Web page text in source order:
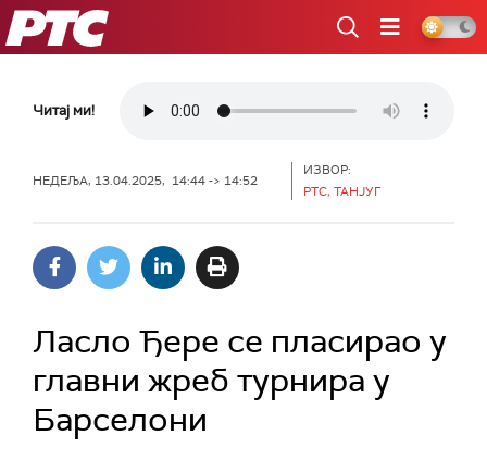
РТС
Читај ми!
НЕДЕЉА, 13.04.2025, 14:44 -> 14:52
ИЗВОР:
РТС, ТАНЈУГ
Ласло Ђере се пласирао у
главни жреб турнира у
Барселони